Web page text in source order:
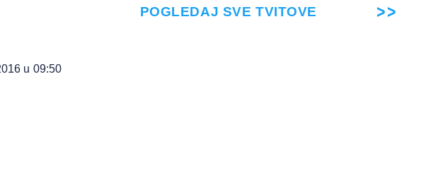
u 09:50
POGLEDAJ SVE TVITOVE